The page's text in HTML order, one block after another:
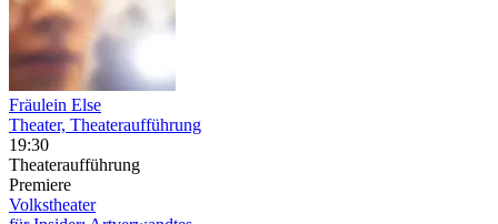
Fräulein Else
Theater, Theateraufführung
19:30
Theateraufführung
Premiere
Volkstheater